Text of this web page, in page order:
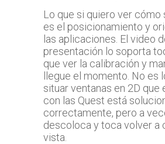
Lo que si quiero ver cómo
es el posicionamiento y
las aplicaciones. El video
presentación lo soporta
que ver la calibración y
llegue el momento. No es
situar ventanas en 2D que
con las Quest está
correctamente, pero a
descoloca y toca volver a
vista.